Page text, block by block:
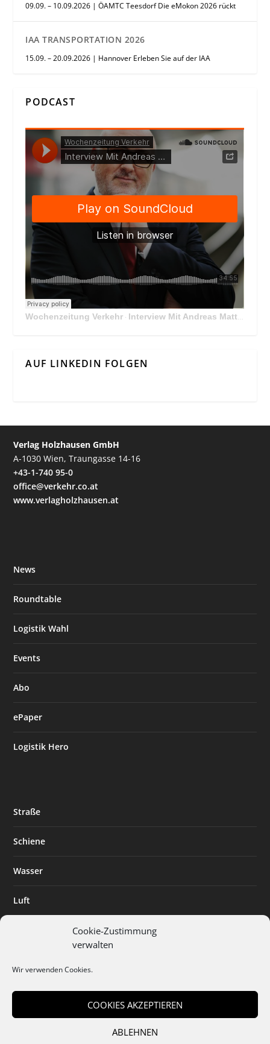
Cookie-Zustimmung
verwalten
Wir verwenden Cookies.
COOKIES AKZEPTIEREN
ABLEHNEN
09.09. – 10.09.2026 | ÖAMTC Teesdorf Die eMokon 2026 rückt
IAA TRANSPORTATION 2026
15.09. – 20.09.2026 | Hannover Erleben Sie auf der IAA
PODCAST
Wochenzeitung Verkehr · Interview Mit Andreas Matthä, CEO der ÖBB Holding
AUF LINKEDIN FOLGEN
Verlag Holzhausen GmbH
A-1030 Wien, Traungasse 14-16
+43-1-740 95-0
office@verkehr.co.at
www.verlagholzhausen.at
News
Roundtable
Logistik Wahl
Events
Abo
ePaper
Logistik Hero
Straße
Schiene
Wasser
Luft
Digitalisierung